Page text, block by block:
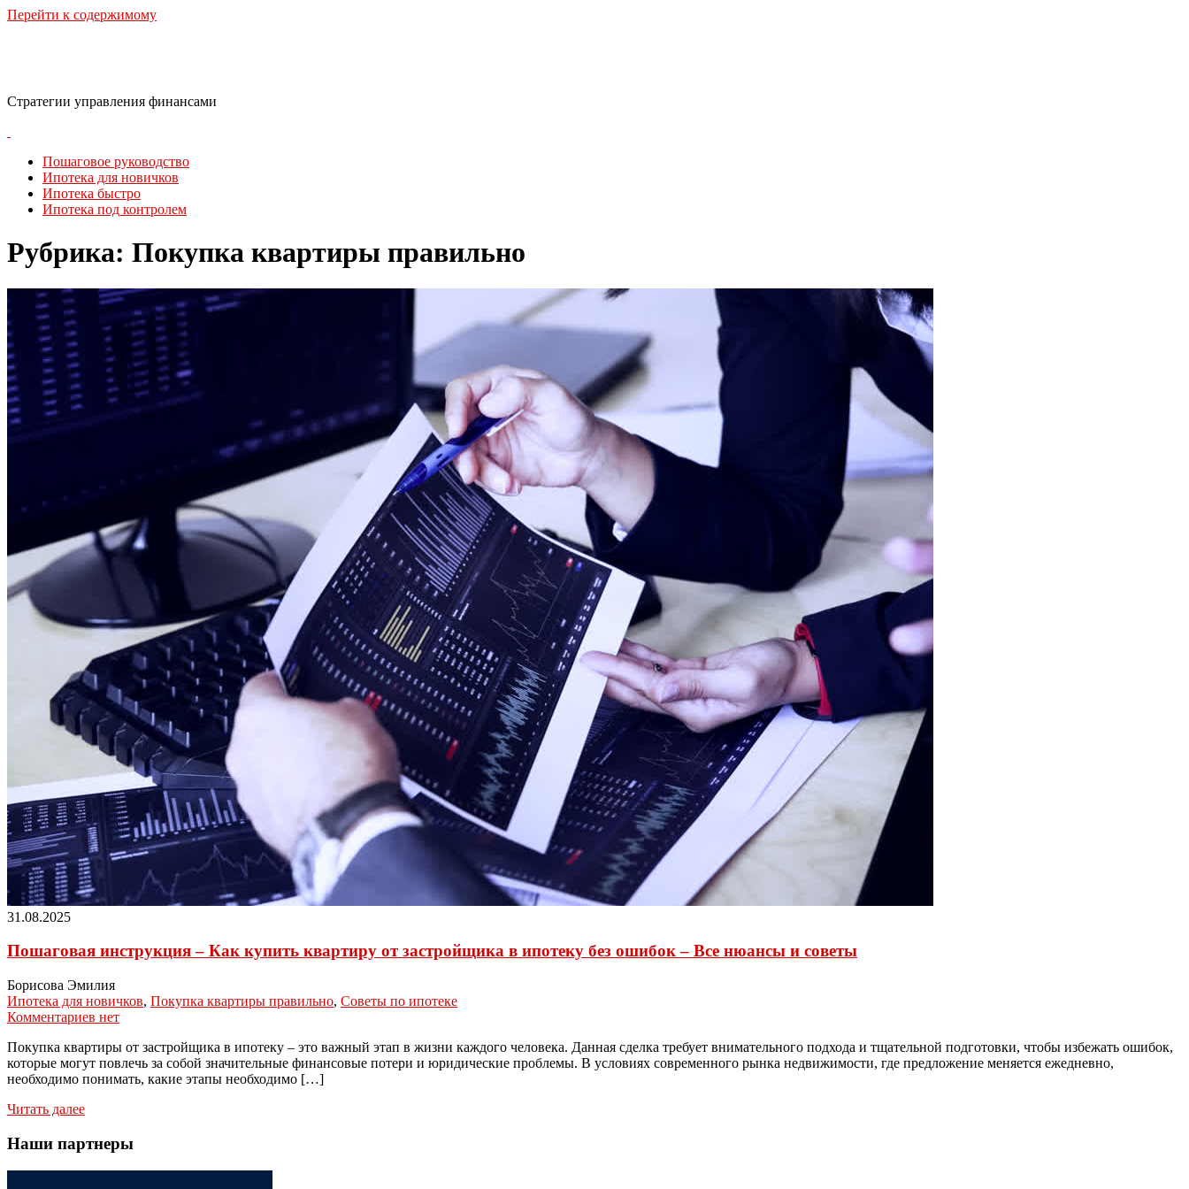
Перейти к содержимому
Стратегии управления финансами
Пошаговое руководство
Ипотека для новичков
Ипотека быстро
Ипотека под контролем
Рубрика: Покупка квартиры правильно
31.08.2025
Пошаговая инструкция – Как купить квартиру от застройщика в ипотеку без ошибок – Все нюансы и советы
Борисова Эмилия
Ипотека для новичков, Покупка квартиры правильно, Советы по ипотеке
Комментариев нет
Покупка квартиры от застройщика в ипотеку – это важный этап в жизни каждого человека. Данная сделка требует внимательного подхода и тщательной подготовки, чтобы избежать ошибок,
которые могут повлечь за собой значительные финансовые потери и юридические проблемы. В условиях современного рынка недвижимости, где предложение меняется ежедневно,
необходимо понимать, какие этапы необходимо […]
Читать далее
Наши партнеры